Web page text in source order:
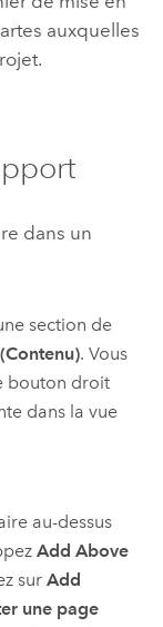
auxquelles
dans un
section de
. Vous
bouton droit
dans la vue
au-dessus
Add Above
sur Add
une page